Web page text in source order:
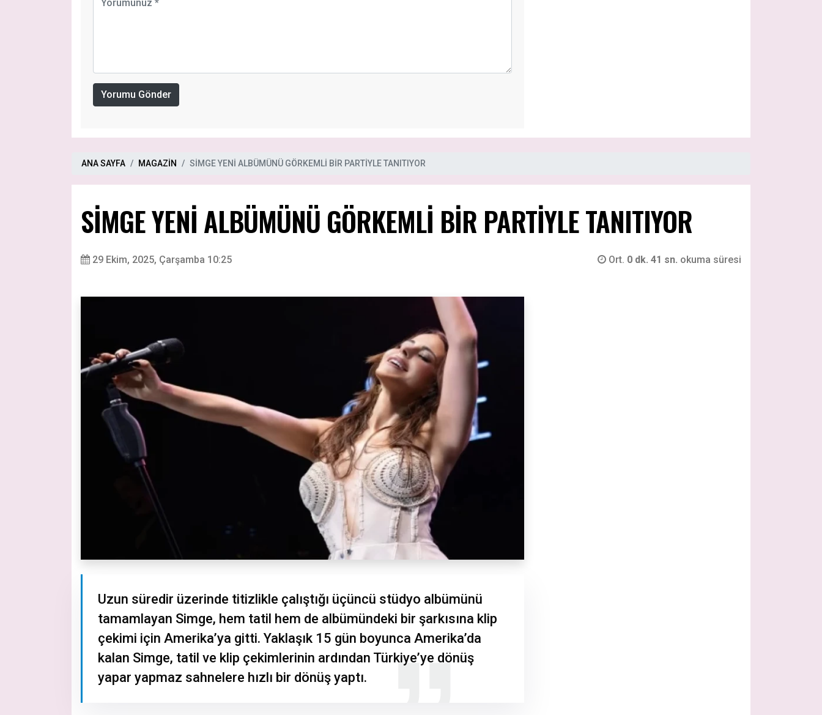
Yorumu Gönder
ANA SAYFA MAGAZİN SİMGE YENİ ALBÜMÜNÜ GÖRKEMLİ BİR PARTİYLE TANITIYOR
SİMGE YENİ ALBÜMÜNÜ GÖRKEMLİ BİR PARTİYLE TANITIYOR
29 Ekim, 2025, Çarşamba 10:25 Ort. 0 dk. 41 sn. okuma süresi
Uzun süredir üzerinde titizlikle çalıştığı üçüncü stüdyo albümünü
tamamlayan Simge, hem tatil hem de albümündeki bir şarkısına klip
çekimi için Amerika’ya gitti. Yaklaşık 15 gün boyunca Amerika’da
kalan Simge, tatil ve klip çekimlerinin ardından Türkiye’ye dönüş
yapar yapmaz sahnelere hızlı bir dönüş yaptı.